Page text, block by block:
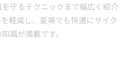
守るテクニックまで幅広く紹介
軽減し、夏場でも快適にサイク
識が満載です。